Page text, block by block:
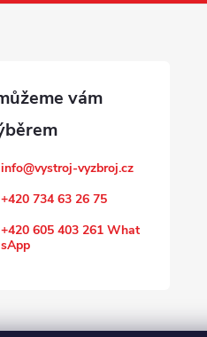
info@vystroj-vyzbroj.cz
+420 734 63 26 75
+420 605 403 261 What
sApp